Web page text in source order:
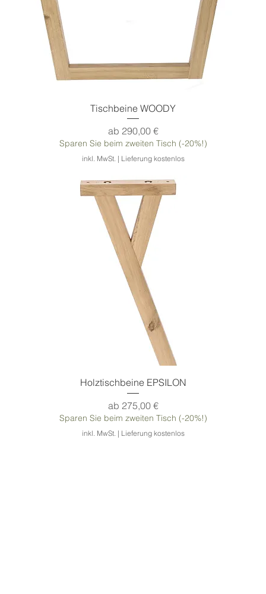
Tischbeine WOODY
ab 290,00 €
Sale-Preis
Sparen Sie beim zweiten Tisch (-20%!)
inkl. MwSt. | Lieferung kostenlos
Holztischbeine EPSILON
ab 275,00 €
Sale-Preis
Sparen Sie beim zweiten Tisch (-20%!)
inkl. MwSt. | Lieferung kostenlos